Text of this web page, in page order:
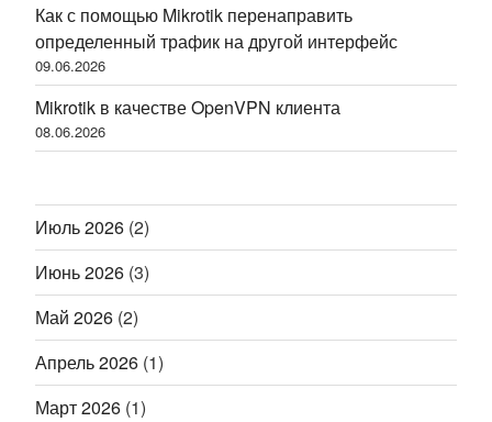
Как с помощью Mikrotik перенаправить
определенный трафик на другой интерфейс
09.06.2026
Mikrotik в качестве OpenVPN клиента
08.06.2026
Июль 2026 (2)
Июнь 2026 (3)
Май 2026 (2)
Апрель 2026 (1)
Март 2026 (1)